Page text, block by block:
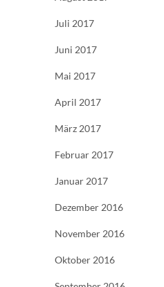
Juli 2017
Juni 2017
Mai 2017
April 2017
März 2017
Februar 2017
Januar 2017
Dezember 2016
November 2016
Oktober 2016